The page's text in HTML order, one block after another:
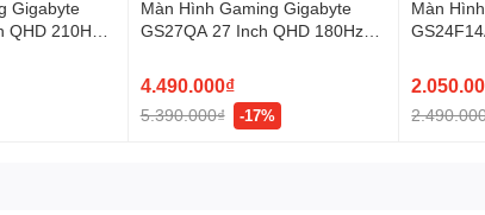
Gigabyte
210Hz
Màn Hình Gaming Gigabyte
GS27QA 27 Inch QHD 180Hz
4.490.000₫
5.390.000₫ -17%
Màn